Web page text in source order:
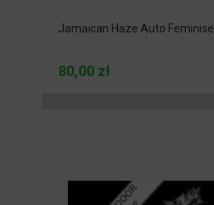
Jamaican Haze Auto Feminise
80,00 zł